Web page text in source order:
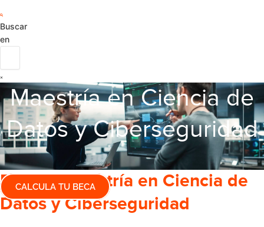
Buscar
en
Maestría en Ciencia de
Datos y Ciberseguridad
CALCULA TU BECA
Estudia Maestría en Ciencia de
Datos y Ciberseguridad